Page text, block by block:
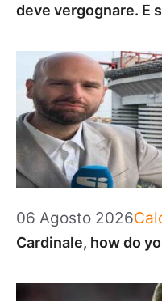
deve vergognare. E
06 Agosto 2026
Cardinale, how do